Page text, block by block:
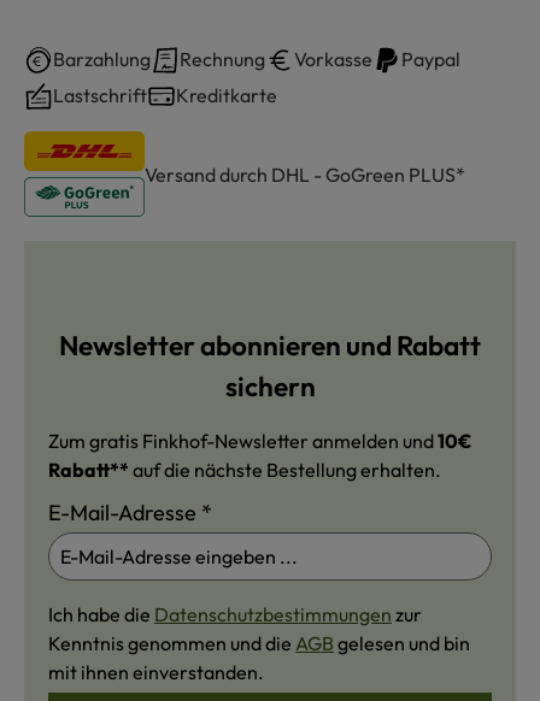
Barzahlung Rechnung Vorkasse
Paypal
Lastschrift
Kreditkarte
Versand durch DHL - GoGreen PLUS*
Newsletter abonnieren und Rabatt
sichern
Zum gratis Finkhof-Newsletter anmelden und10€
Rabatt** auf die nächste Bestellung erhalten.
E-Mail-Adresse *
Ich habe die Datenschutzbestimmungen zur
Kenntnis genommen und die AGB gelesen und bin
mit ihnen einverstanden.